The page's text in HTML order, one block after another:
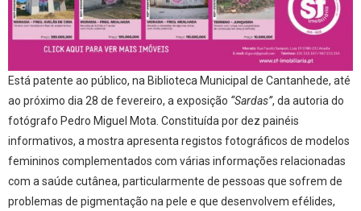
Está patente ao público, na Biblioteca Municipal de Cantanhede, até
ao próximo dia 28 de fevereiro, a exposição “Sardas”, da autoria do
fotógrafo Pedro Miguel Mota. Constituída por dez painéis
informativos, a mostra apresenta registos fotográficos de modelos
femininos complementados com várias informações relacionadas
com a saúde cutânea, particularmente de pessoas que sofrem de
problemas de pigmentação na pele e que desenvolvem efélides,